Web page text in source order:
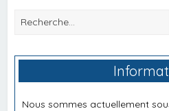
Nous sommes actuellement